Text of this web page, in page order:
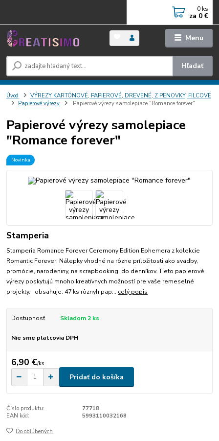
Menu
Hľadať
0 ks
za 0 €
Úvod
VÝREZY KARTÓNOVÉ, PAPIEROVÉ, DREVENÉ, Z PENOVKY, FILCOVÉ
Papierové výrezy
Papierové výrezy samolepiace "Romance forever"
Papierové výrezy samolepiace
"Romance forever"
Novinka
Stamperia
Stamperia Romance Forever Ceremony Edition Ephemera z kolekcie
Romantic Forever. Nálepky vhodné na rôzne príložitosti ako svadby,
promócie, narodeniny, na scrapbooking, do denníkov. Tieto papierové
výrezy poskytujú mnoho kreatívnych možností pre vaše remeselné
projekty. obsahuje: 47 ks rôznyh pap... celý popis
Dostupnosť Skladom 2 ks
Nie sme platcovia DPH
6,90 €/ks
Pridať do košíka
Číslo produktu:
77718
EAN kód:
5993110032168
Do obľúbených